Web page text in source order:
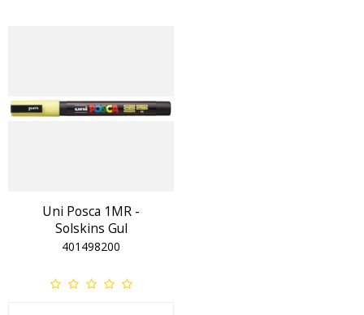
Uni Posca 1MR -
Solskins Gul
401498200